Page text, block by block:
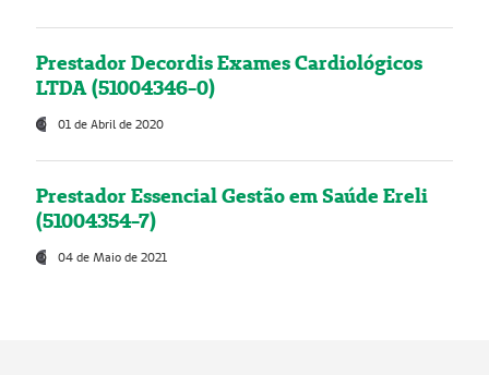
Prestador Decordis Exames Cardiológicos
LTDA (51004346-0)
01 de Abril de 2020
Prestador Essencial Gestão em Saúde Ereli
(51004354-7)
04 de Maio de 2021